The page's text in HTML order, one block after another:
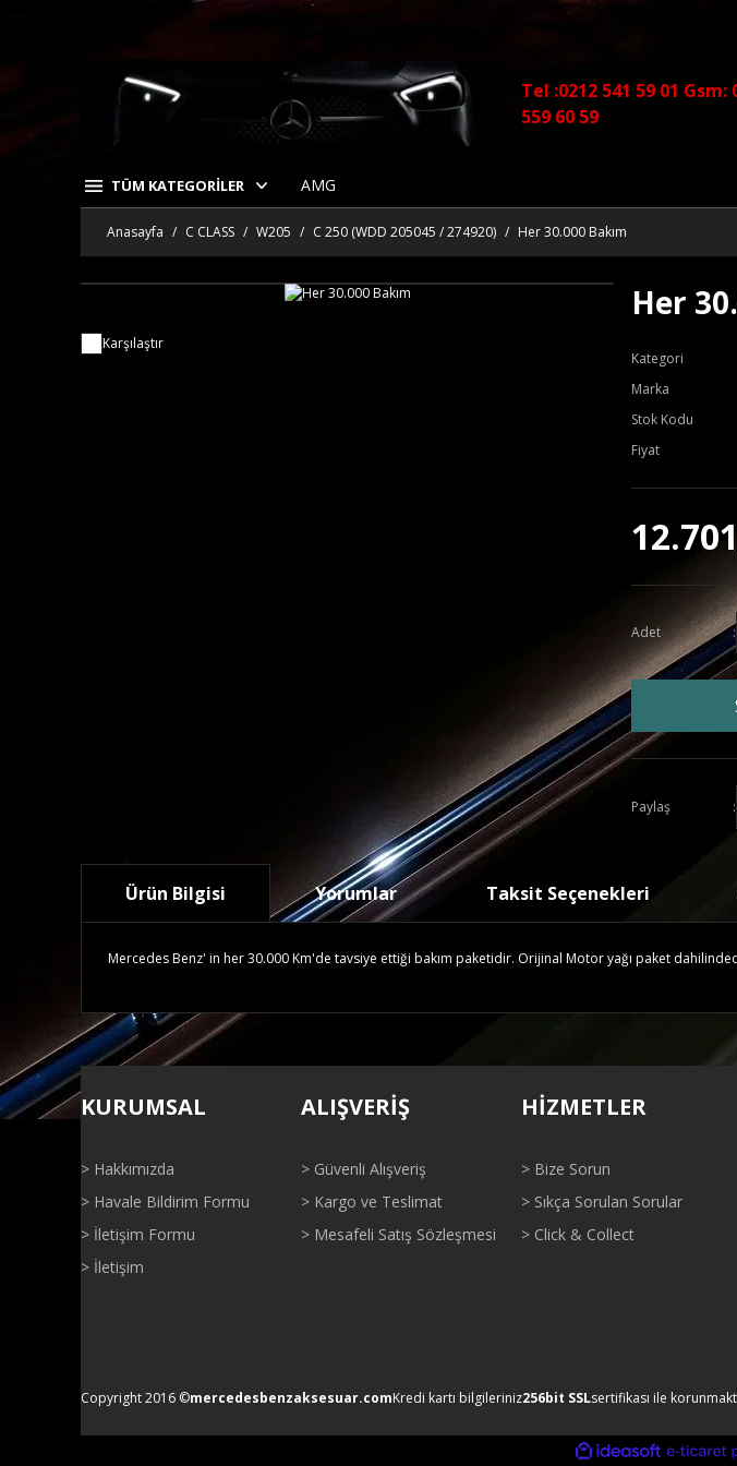
Tel :0212 541 59 01 Gsm:
559 60 59
TÜM KATEGORİLER AMG
Anasayfa C CLASS W205 C 250 (WDD 205045 / 274920) Her 30.000 Bakım
Karşılaştır
Her
Kategori
Marka
Stok Kodu
Fiyat
Adet
Paylaş
Ürün Bilgisi Yorumlar Taksit Seçenekleri
Mercedes Benz' in her 30.000 Km'de tavsiye ettiği bakım paketidir. Orijinal Motor yağı paket
Bu ürünün fiyat bilgisi, resim, ürün açıklamalarında ve diğer konularda yetersiz gördüğünüz
Görüş ve önerileriniz için teşekkür ederiz.
Ürün resmi kalitesiz, bozuk veya görüntülenemiyor.
Ürün fiyatı diğer sitelerden daha pahalı.
KURUMSAL
> Hakkımızda
> Havale Bildirim Formu
> İletişim Formu
> İletişim
ALIŞVERİŞ
> Güvenli Alışveriş
> Kargo ve Teslimat
> Mesafeli Satış Sözleşmesi
HİZMETLER
> Bize Sorun
> Sıkça Sorulan Sorular
> Click & Collect
Copyright 2016 ©mercedesbenzaksesuar.comKredi kartı bilgileriniz256bit SSLsertifikası ile
ideasoft